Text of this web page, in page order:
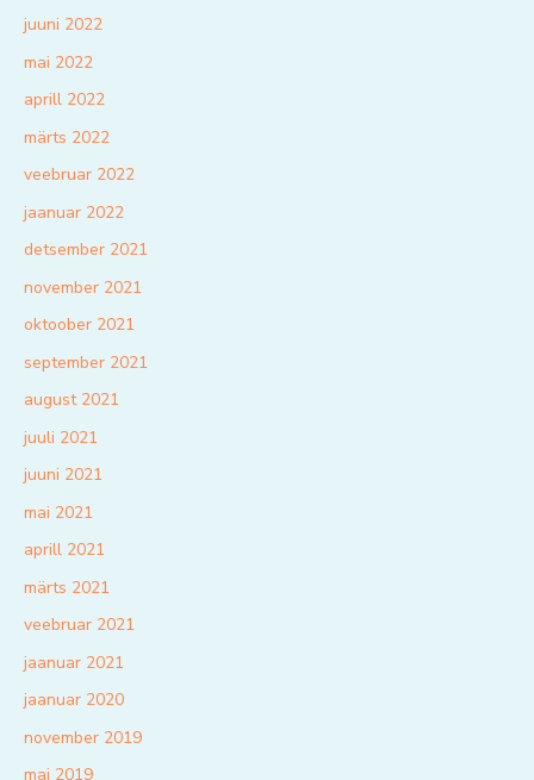
juuni 2022
mai 2022
aprill 2022
märts 2022
veebruar 2022
jaanuar 2022
detsember 2021
november 2021
oktoober 2021
september 2021
august 2021
juuli 2021
juuni 2021
mai 2021
aprill 2021
märts 2021
veebruar 2021
jaanuar 2021
jaanuar 2020
november 2019
mai 2019